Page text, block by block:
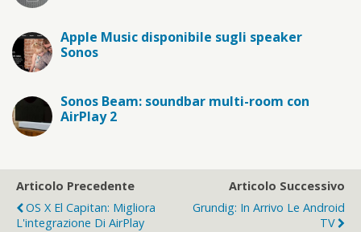
Apple Music disponibile sugli speaker
Sonos
Sonos Beam: soundbar multi-room con
AirPlay 2
Articolo Precedente
OS X El Capitan: Migliora
L'integrazione Di AirPlay
Articolo Successivo
Grundig: In Arrivo Le Android
TV